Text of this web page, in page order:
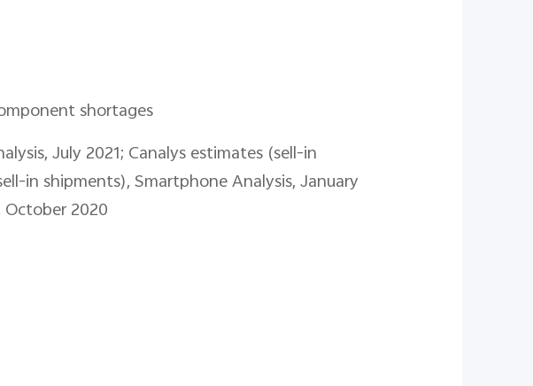
shortages
July 2021; Canalys estimates (sell-in
in shipments), Smartphone Analysis, January
2020